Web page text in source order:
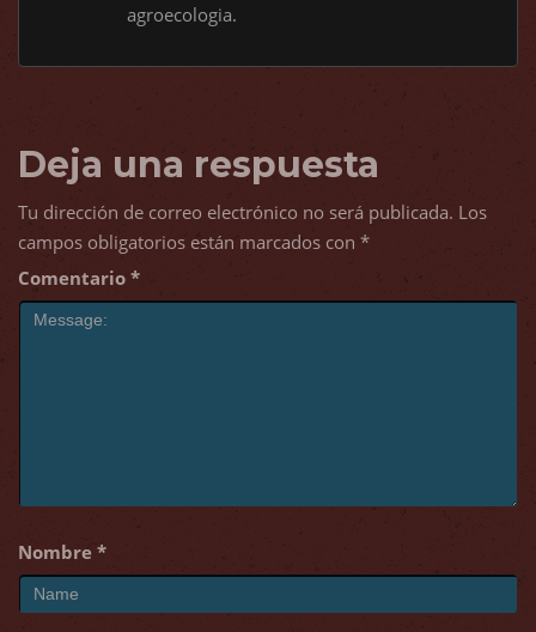
agroecologia.
Deja una respuesta
Tu dirección de correo electrónico no será publicada. Los
campos obligatorios están marcados con *
Comentario *
Nombre *